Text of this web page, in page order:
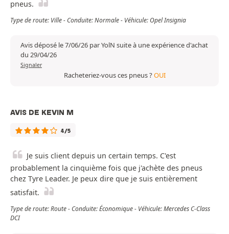
pneus.
Type de route: Ville - Conduite: Normale - Véhicule: Opel Insignia
Avis déposé le 7/06/26 par YolN suite à une expérience d'achat
du 29/04/26
Signaler
Racheteriez-vous ces pneus ?OUI
AVIS DE KEVIN M
4/5
Je suis client depuis un certain temps. C'est
probablement la cinquième fois que j'achète des pneus
chez Tyre Leader. Je peux dire que je suis entièrement
satisfait.
Type de route: Route - Conduite: Économique - Véhicule: Mercedes C-Class
DCI